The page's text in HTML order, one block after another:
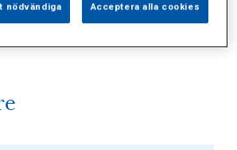
Press (0) Sophianytt (0)
nödvändiga Acceptera alla cookies